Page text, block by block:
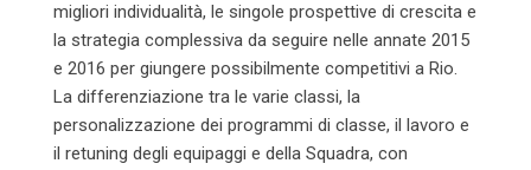
migliori individualità, le singole prospettive di crescita e
la strategia complessiva da seguire nelle annate 2015
e 2016 per giungere possibilmente competitivi a Rio.
La differenziazione tra le varie classi, la
personalizzazione dei programmi di classe, il lavoro e
il retuning degli equipaggi e della Squadra, con